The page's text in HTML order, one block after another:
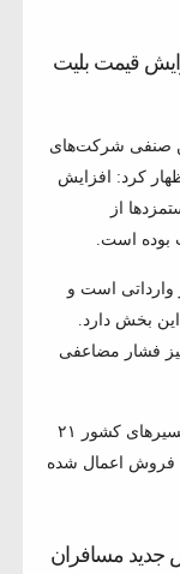
قیمت بلیت
صنفی شرکت‌های
کرد: افزایش
از
بوده است.
قطار وارداتی است و
این بخش دارد.
نیز فشار مضاعفی
سعیدی تأکید کرد: نرخ بلیت قطار در تمامی مسیرهای کشور ۲۱
فروش اعمال شده
جدید مسافران